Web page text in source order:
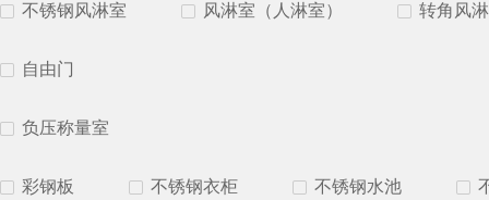
不锈钢风淋室 风淋室（人淋室） 转角风
自由门
负压称量室
彩钢板 不锈钢衣柜 不锈钢水池